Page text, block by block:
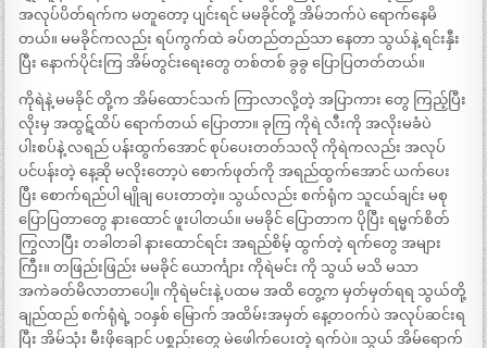
အလုပ်ပိတ်ရက်က မတူတော့ ပျင်းရင် မမခိုင်တို့ အိမ်ဘက်ပဲ ရောက်နေမိ
တယ်။ မမခိုင်ကလည်း ရပ်ကွက်ထဲ ခပ်တည်တည်သာ နေတာ သွယ်နဲ့ ရင်းနှီး
ပြီး နောက်ပိုင်းကြ အိမ်တွင်းရေးတွေ တစ်တစ် ခွခွ ပြောပြတတ်တယ်။
ကိုရဲနဲ့ မမခိုင် တို့က အိမ်ထောင်သက် ကြာလာလို့တဲ့ အပြာကား တွေ ကြည့်ပြီး
လိုးမှ အထွဋ်ထိပ် ရောက်တယ် ပြောတာ။ ခုကြ ကိုရဲ လီးကို အလိုးမခံပဲ
ပါးစပ်နဲ့ လရည် ပန်းထွက်အောင် စုပ်ပေးတတ်သလို ကိုရဲကလည်း အလုပ်
ပင်ပန်းတဲ့ နေ့ဆို မလိုးတော့ပဲ စောက်ဖုတ်ကို အရည်ထွက်အောင် ယက်ပေး
ပြီး စောက်ရည်ပါ မျိုချ ပေးတာတဲ့။ သွယ်လည်း စက်ရုံက သူငယ်ချင်း မစု
ပြောပြတာတွေ နားထောင် ဖူးပါတယ်။ မမခိုင် ပြောတာက ပိုပြီး ရမ္မက်စိတ်
ကြွလာပြီး တခါတခါ နားထောင်ရင်း အရည်စိမ့် ထွက်တဲ့ ရက်တွေ အများ
ကြီး။ တဖြည်းဖြည်း မမခိုင် ယောင်္ကျား ကိုရဲမင်း ကို သွယ် မသိ မသာ
အကဲခတ်မိလာတာပေါ့။ ကိုရဲမင်းနဲ့ ပထမ အထိ တွေ့က မှတ်မှတ်ရရ သွယ်တို့
ချည်ထည် စက်ရုံရဲ့ ၁၀နှစ် မြောက် အထိမ်းအမှတ် နေ့တဝက်ပဲ အလုပ်ဆင်းရ
ပြီး အိမ်သုံး မီးဖိုချောင် ပစ္စည်းတွေ မဲဖေါက်ပေးတဲ့ ရက်ပဲ။ သွယ် အိမ်ရောက်